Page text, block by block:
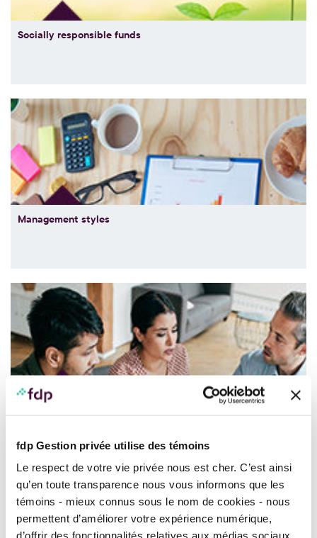
fdp Gestion privée utilise des témoins
Le respect de votre vie privée nous est cher. C’est ainsi
qu’en toute transparence nous vous informons que les
témoins - mieux connus sous le nom de cookies - nous
permettent d’améliorer votre expérience numérique,
d’offrir des fonctionnalités relatives aux médias sociaux
Socially responsible funds
Management styles
Advice, a valuable and much-sought-after commodity!